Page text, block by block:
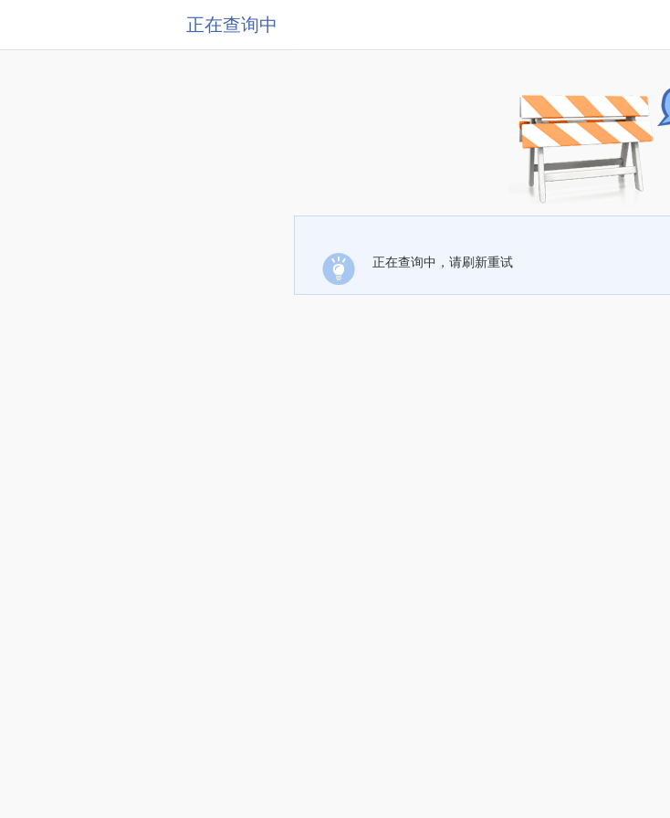
正在查询中
正在查询中，请刷新重试